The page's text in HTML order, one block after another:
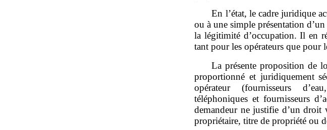
En l’état, le cadre juridique
ou à une simple présentation
la légitimité d’occupation. Il en
tant pour les opérateurs que pour
La présente proposition de
proportionné et juridiquement
opérateur (fournisseurs
téléphoniques et fournisseurs
demandeur ne justifie d’un droit
propriétaire, titre de propriété ou